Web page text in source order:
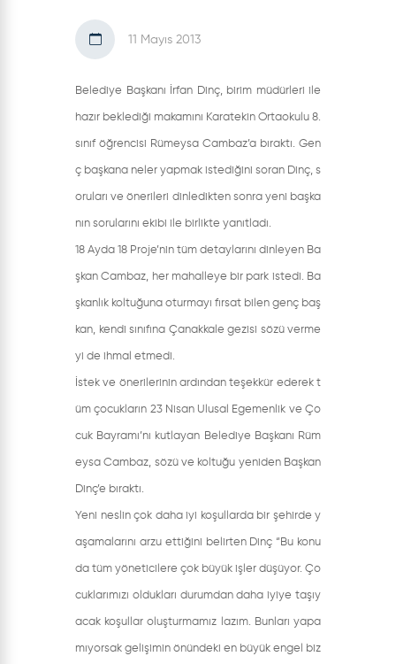
11 Mayıs 2013
Belediye Başkanı İrfan Dinç, birim müdürleri ile
hazır beklediği makamını Karatekin Ortaokulu 8.
sınıf öğrencisi Rümeysa Cambaz’a bıraktı. Gen
ç başkana neler yapmak istediğini soran Dinç, s
oruları ve önerileri dinledikten sonra yeni başka
nın sorularını ekibi ile birlikte yanıtladı.
18 Ayda 18 Proje’nin tüm detaylarını dinleyen Ba
şkan Cambaz, her mahalleye bir park istedi. Ba
şkanlık koltuğuna oturmayı fırsat bilen genç baş
kan, kendi sınıfına Çanakkale gezisi sözü verme
yi de ihmal etmedi.
İstek ve önerilerinin ardından teşekkür ederek t
üm çocukların 23 Nisan Ulusal Egemenlik ve Ço
cuk Bayramı’nı kutlayan Belediye Başkanı Rüm
eysa Cambaz, sözü ve koltuğu yeniden Başkan
Dinç’e bıraktı.
Yeni neslin çok daha iyi koşullarda bir şehirde y
aşamalarını arzu ettiğini belirten Dinç “Bu konu
da tüm yöneticilere çok büyük işler düşüyor. Ço
cuklarımızı oldukları durumdan daha iyiye taşıy
acak koşullar oluşturmamız lazım. Bunları yapa
mıyorsak gelişimin önündeki en büyük engel biz